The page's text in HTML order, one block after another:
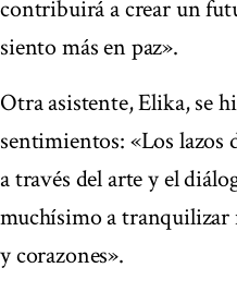
contribuirá a crear un
siento más en paz».
Otra asistente, Elika, se
sentimientos: «Los lazos
a través del arte y el
muchísimo a tranquilizar
y corazones».